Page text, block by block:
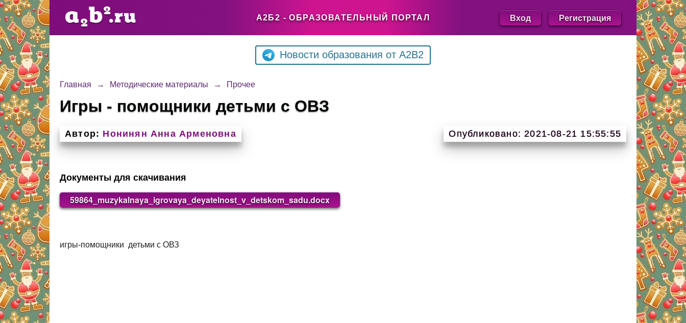
А2Б2 - ОБРАЗОВАТЕЛЬНЫЙ ПОРТАЛ Вход Регистрация
Новости образования от A2B2
Главная → Методические материалы → Прочее
Игры - помощники детьми с ОВЗ
Автор: Нонинян Анна Арменовна Опубликовано: 2021-08-21 15:55:55
Документы для скачивания
59864_muzykalnaya_igrovaya_deyatelnost_v_detskom_sadu.docx
игры-помощники детьми с ОВЗ